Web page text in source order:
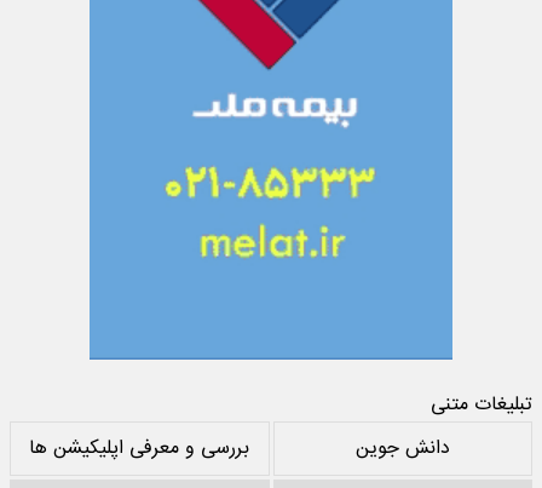
تبلیغات متنی
دانش جوین
بررسی و معرفی اپلیکیشن ها